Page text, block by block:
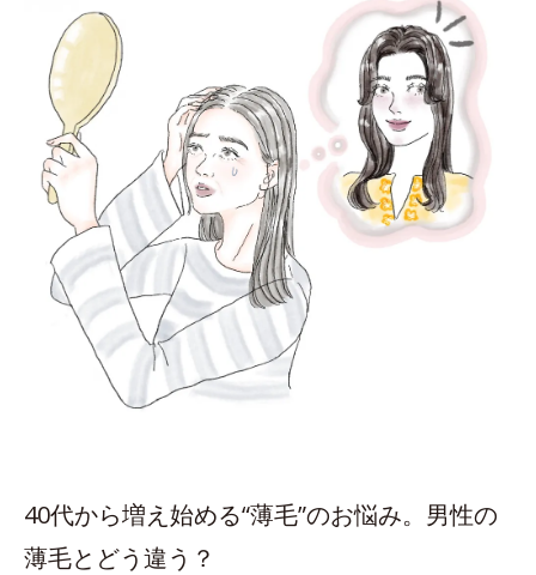
40代から増え始める“薄毛”のお悩み。男性の
薄毛とどう違う？